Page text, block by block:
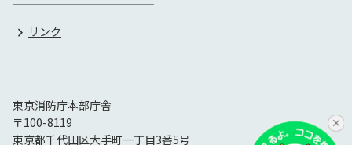
リンク
東京消防庁本部庁舎
〒100-8119
東京都千代田区大手町一丁目3番5号